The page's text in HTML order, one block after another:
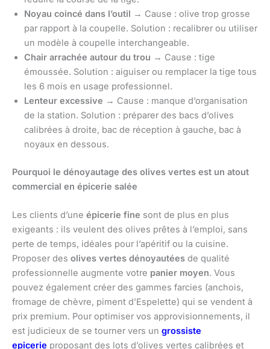
Noyau coincé dans l’outil → Cause : olive trop grosse
par rapport à la coupelle. Solution : recalibrer ou utiliser
un modèle à coupelle interchangeable.
Chair arrachée autour du trou → Cause : tige
émoussée. Solution : aiguiser ou remplacer la tige tous
les 6 mois en usage professionnel.
Lenteur excessive → Cause : manque d’organisation
de la station. Solution : préparer des bacs d’olives
calibrées à droite, bac de réception à gauche, bac à
noyaux en dessous.
Pourquoi le dénoyautage des olives vertes est un atout
commercial en épicerie salée
Les clients d’une épicerie fine sont de plus en plus
exigeants : ils veulent des olives prêtes à l’emploi, sans
perte de temps, idéales pour l’apéritif ou la cuisine.
Proposer des olives vertes dénoyautées de qualité
professionnelle augmente votre panier moyen. Vous
pouvez également créer des gammes farcies (anchois,
fromage de chèvre, piment d’Espelette) qui se vendent à
prix premium. Pour optimiser vos approvisionnements, il
est judicieux de se tourner vers un grossiste
epicerie proposant des lots d’olives vertes calibrées et